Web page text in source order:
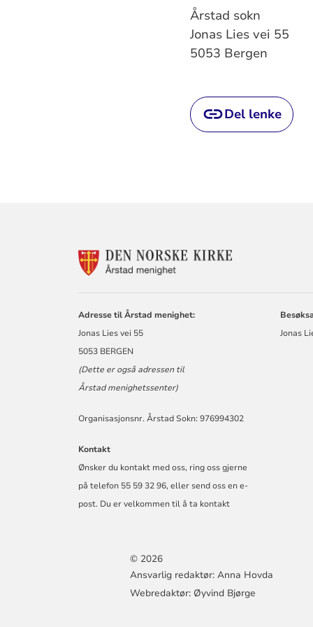
Årstad sokn
Jonas Lies vei 55
5053 Bergen
Del lenke
Adresse til Årstad menighet:
Jonas Lies vei 55
5053 BERGEN
(Dette er også adressen til
Årstad menighetssenter)
Organisasjonsnr. Årstad Sokn: 976994302
Kontakt
Ønsker du kontakt med oss, ring oss gjerne
på telefon 55 59 32 96, eller send oss en e-
post. Du er velkommen til å ta kontakt
Jonas
© 2026
Ansvarlig redaktør: Anna Hovda
Webredaktør: Øyvind Bjørge